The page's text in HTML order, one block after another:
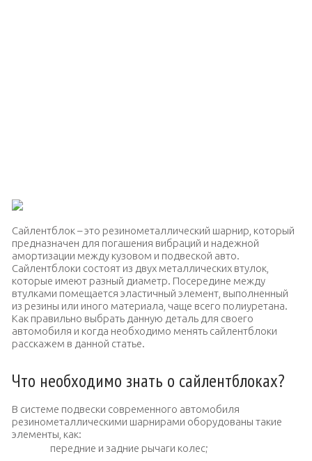
Сайлентблок – это резинометаллический шарнир, который
предназначен для погашения вибраций и надежной
амортизации между кузовом и подвеской авто.
Сайлентблоки состоят из двух металлических втулок,
которые имеют разный диаметр. Посередине между
втулками помещается эластичный элемент, выполненный
из резины или иного материала, чаще всего полиуретана.
Как правильно выбрать данную деталь для своего
автомобиля и когда необходимо менять сайлентблоки
расскажем в данной статье.
Что необходимо знать о сайлентблоках?
В системе подвески современного автомобиля
резинометаллическими шарнирами оборудованы такие
элементы, как:
передние и задние рычаги колес;